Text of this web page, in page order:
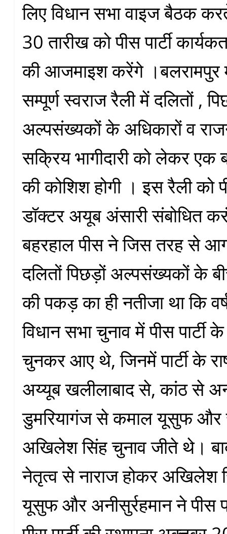
लिए विधान सभा वाइज बैठक
30 तारीख को पीस पार्टी
की आजमाइश करेंगे ।बलरामपुर
सम्पूर्ण स्वराज रैली में दलितों ,
अल्पसंख्यकों के अधिकारों व
सक्रिय भागीदारी को लेकर एक
की कोशिश होगी । इस रैली को
डॉक्टर अयूब अंसारी संबोधित
बहरहाल पीस ने जिस तरह से
दलितों पिछड़ों अल्पसंख्यकों के
की पकड़ का ही नतीजा था कि
विधान सभा चुनाव में पीस पार्टी
चुनकर आए थे, जिनमें पार्टी के
अय्यूब खलीलाबाद से, कांठ से
डुमरियागंज से कमाल यूसुफ और
अखिलेश सिंह चुनाव जीते थे।
नेतृत्व से नाराज होकर अखिलेश
यूसुफ और अनीसुर्रहमान ने पीस